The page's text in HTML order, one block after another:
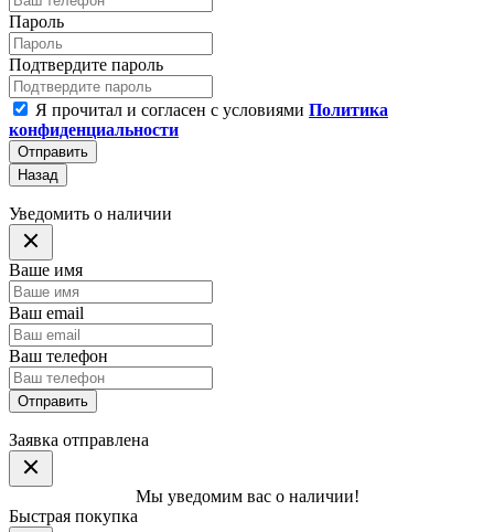
Пароль
Подтвердите пароль
Я прочитал и согласен с условиями Политика
конфиденциальности
Отправить
Назад
Уведомить о наличии
Ваше имя
Ваш email
Ваш телефон
Отправить
Заявка отправлена
Мы уведомим вас о наличии!
Быстрая покупка